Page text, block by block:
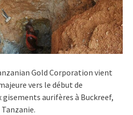
Gold Corporation vient
vers le début de
gisements aurifères à Buckreef,